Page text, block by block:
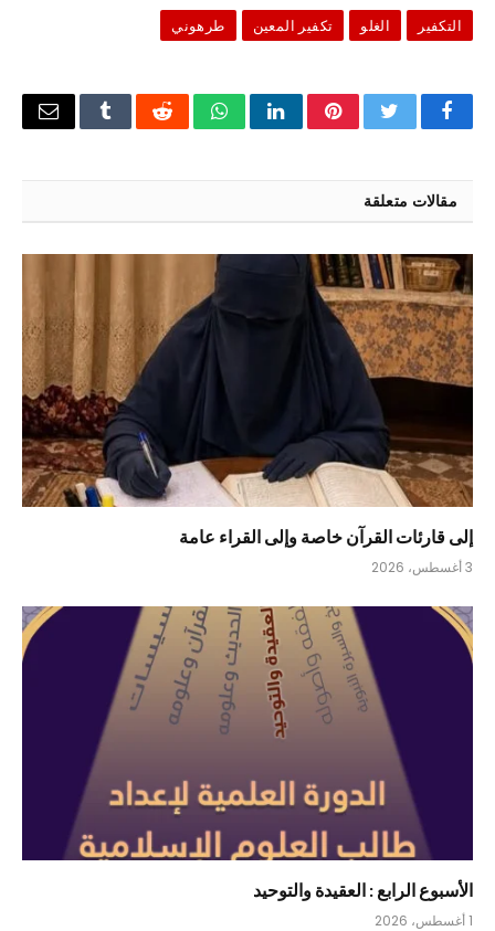
التكفير الغلو تكفير المعين طرهوني
فيسبوكتويتر بينتيريستلينكدإنواتسابرديت Tumblrالبريد
مقالات متعلقة
إلى قارئات القرآن خاصة وإلى القراء عامة
3 أغسطس، 2026
الأسبوع الرابع : العقيدة والتوحيد
1 أغسطس، 2026